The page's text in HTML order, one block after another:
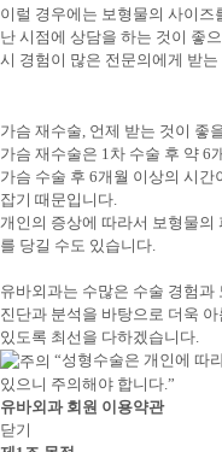
이럴 경우에는 보형물의 사이즈
난 시점에 상담을 하는 것이 좋
시 경험이 많은 전문의에게 받는
가슴 재수술, 언제 받는 것이 좋
가슴 재수술은 1차 수술 후 약 6
가슴 수술 후 6개월 이상의 시
잡기 때문입니다.
개인의 증상에 따라서 보형물의
를 당길 수도 있습니다.
유바외과는 수많은 수술 경험
진단과 분석을 바탕으로 더욱
있도록 최선을 다하겠습니다.
“성형수술은 개인에 따
있으니 주의해야 합니다.”
유바외과 회원 이용약관
닫기